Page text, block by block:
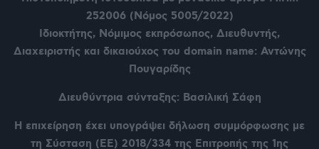
252006 (Νόμος 5005/2022)
Ιδιοκτήτης, Νόμιμος εκπρόσωπος, Διευθυντής,
Διαχειριστής και δικαιούχος του domain name: Αντώνης
Πουγαρίδης
Διευθύντρια σύνταξης: Βασιλική Σάφη
Η επιχείρηση έχει υπογράψει δήλωση συμμόρφωσης με
τη Σύσταση (ΕΕ) 2018/334 της Επιτροπής της 1ης